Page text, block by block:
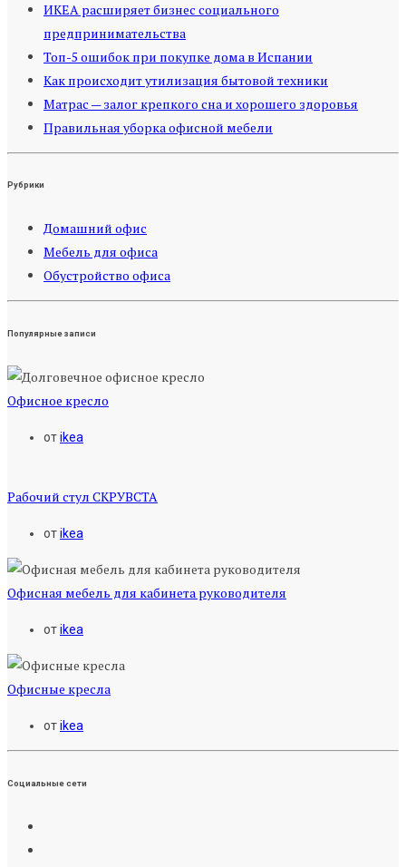
ИКЕА расширяет бизнес социального
предпринимательства
Топ-5 ошибок при покупке дома в Испании
Как происходит утилизация бытовой техники
Матрас — залог крепкого сна и хорошего здоровья
Правильная уборка офисной мебели
Рубрики
Домашний офис
Мебель для офиса
Обустройство офиса
Популярные записи
Офисное кресло
отikea
Рабочий стул СКРУВСТА
отikea
Офисная мебель для кабинета руководителя
отikea
Офисные кресла
отikea
Социальные сети